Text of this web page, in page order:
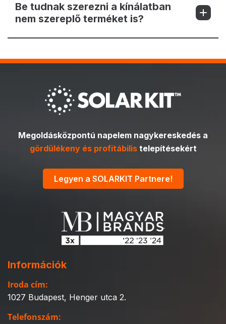
Be tudnak szerezni a kínálatban
nem szereplő terméket is?
Megoldásközpontú napelem nagykereskedés a
gördülékeny és profitábilistelepítésekért
Legyen a SOLARKIT Partnere!
Információk
Iroda cím:
1027 Budapest, Henger utca 2.
Telefonszám: